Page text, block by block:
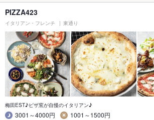
PIZZA423
イタリアン・フレンチ 東通り
梅田EST♪ピザ窯が自慢のイタリアン♪
3001～4000円
1001～1500円